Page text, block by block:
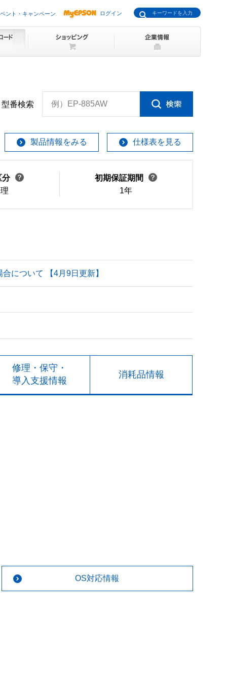
ント・キャンペーン ログイン
型番検索 例）EP-885AW
製品情報をみる 仕様表を見る
分
初期保証期間
1年
について 【4月9日更新】
修理・保守・
導入支援情報
消耗品情報
OS対応情報